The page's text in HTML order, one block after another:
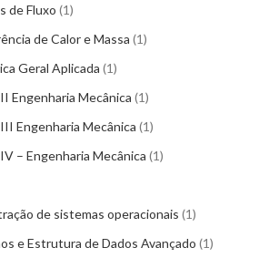
de Fluxo 1
de Calor e Massa 1
Geral Aplicada 1
Engenharia Mecânica 1
Engenharia Mecânica 1
– Engenharia Mecânica 1
de sistemas operacionais 1
e Estrutura de Dados Avançado 1